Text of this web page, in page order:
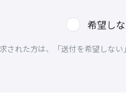
希望し
された方は、「送付を希望しな